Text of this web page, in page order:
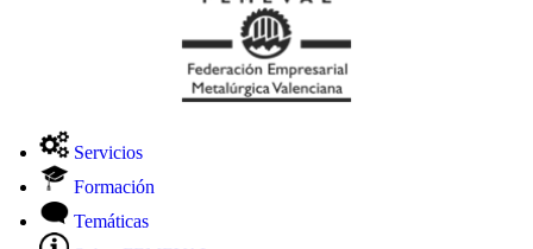
Servicios
Formación
Temáticas